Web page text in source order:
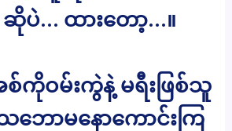
ဆိုပဲ… ထားတော့…။
စ်ကိုဝမ်းကွဲနဲ့ မရီးဖြစ်သူ
ဘောမနောကောင်းကြ